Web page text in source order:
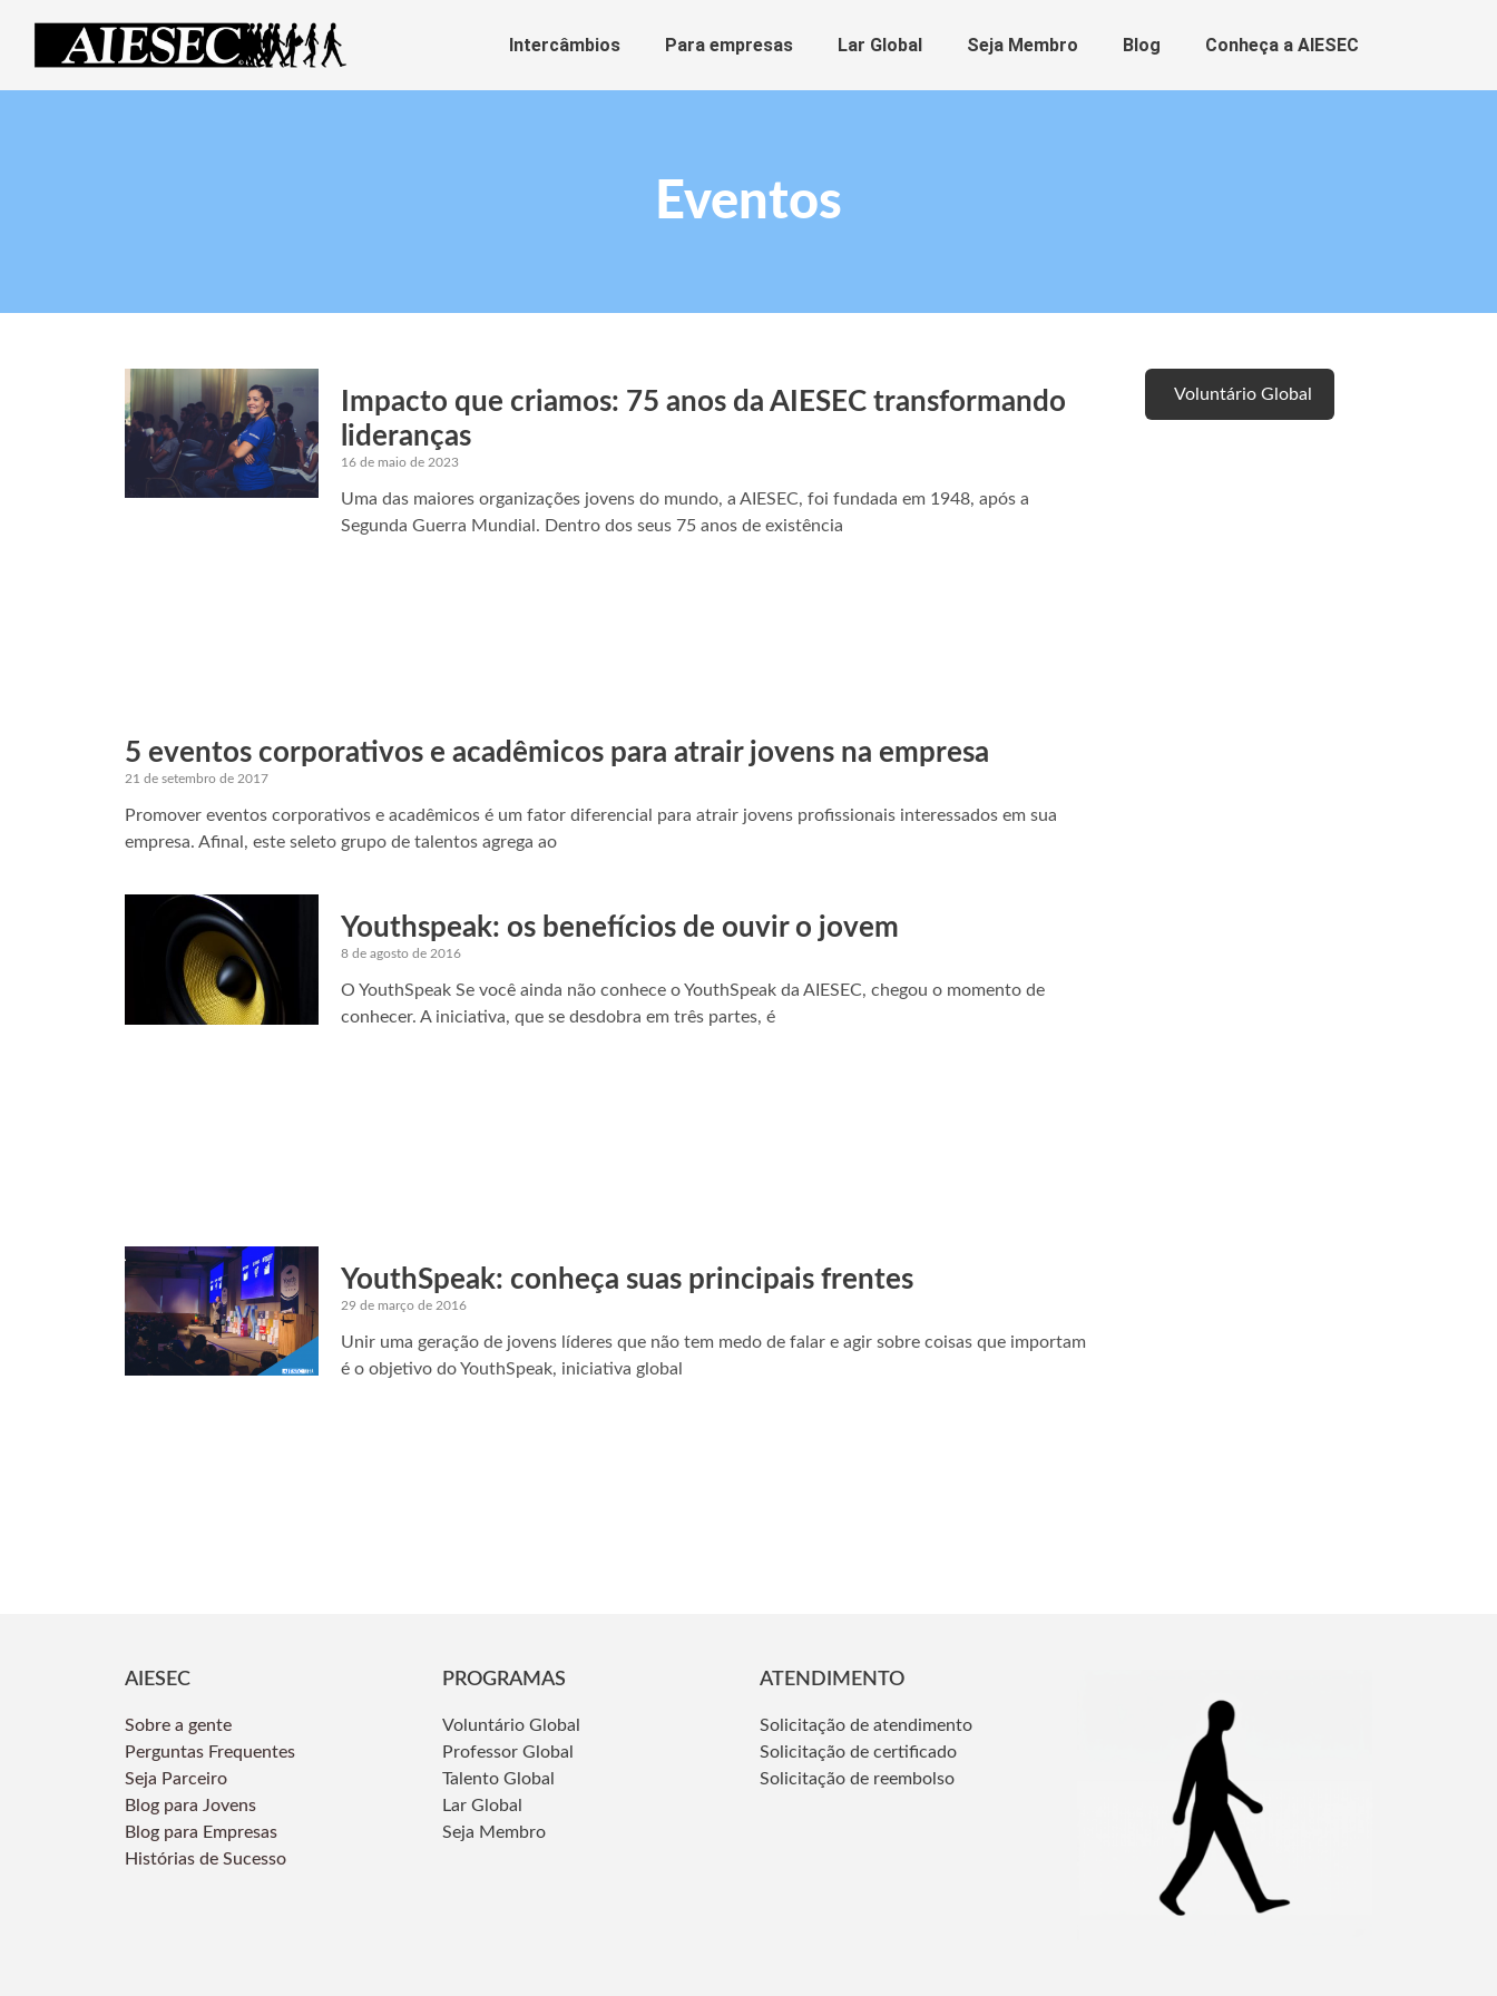
Intercâmbios Para empresas Lar Global Seja Membro Blog Conheça a AIESEC
Eventos
Impacto que criamos: 75 anos da AIESEC transformando
lideranças
16 de maio de 2023
Uma das maiores organizações jovens do mundo, a AIESEC, foi fundada em 1948, após a
Segunda Guerra Mundial. Dentro dos seus 75 anos de existência
5 eventos corporativos e acadêmicos para atrair jovens na empresa
21 de setembro de 2017
Promover eventos corporativos e acadêmicos é um fator diferencial para atrair jovens profissionais interessados em sua
empresa. Afinal, este seleto grupo de talentos agrega ao
Youthspeak: os benefícios de ouvir o jovem
8 de agosto de 2016
O YouthSpeak Se você ainda não conhece o YouthSpeak da AIESEC, chegou o momento de
conhecer. A iniciativa, que se desdobra em três partes, é
YouthSpeak: conheça suas principais frentes
29 de março de 2016
Unir uma geração de jovens líderes que não tem medo de falar e agir sobre coisas que importam
é o objetivo do YouthSpeak, iniciativa global
Voluntário Global
AIESEC
Sobre a gente
Perguntas Frequentes
Seja Parceiro
Blog para Jovens
Blog para Empresas
Histórias de Sucesso
PROGRAMAS
Voluntário Global
Professor Global
Talento Global
Lar Global
Seja Membro
ATENDIMENTO
Solicitação de atendimento
Solicitação de certificado
Solicitação de reembolso